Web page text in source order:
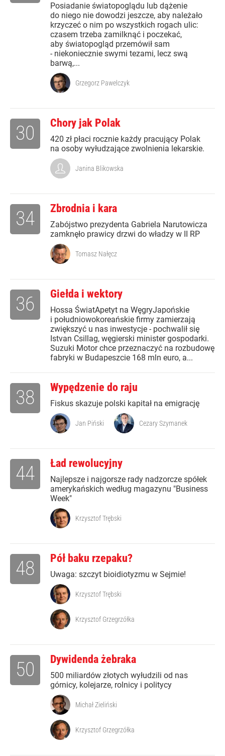
Posiadanie światopoglądu lub dążenie
do niego nie dowodzi jeszcze, aby należało
krzyczeć o nim po wszystkich rogach ulic:
czasem trzeba zamilknąć i poczekać,
aby światopogląd przemówił sam
- niekoniecznie swymi tezami, lecz swą
barwą,...
Grzegorz Pawelczyk
Chory jak Polak
420 zł płaci rocznie każdy pracujący Polak
na osoby wyłudzające zwolnienia lekarskie.
30
Janina Blikowska
Zbrodnia i kara
Zabójstwo prezydenta Gabriela Narutowicza
zamknęło prawicy drzwi do władzy w II RP
34
Tomasz Nałęcz
Giełda i wektory
Hossa ŚwiatApetyt na WęgryJapońskie
i południowokoreańskie firmy zamierzają
zwiększyć u nas inwestycje - pochwalił się
Istvan Csillag, węgierski minister gospodarki.
Suzuki Motor chce przeznaczyć na rozbudowę
fabryki w Budapeszcie 168 mln euro, a...
36
Wypędzenie do raju
Fiskus skazuje polski kapitał na emigrację
38
Jan Piński Cezary Szymanek
Ład rewolucyjny
Najlepsze i najgorsze rady nadzorcze spółek
amerykańskich według magazynu "Business
Week"
44
Krzysztof Trębski
Pół baku rzepaku?
Uwaga: szczyt bioidiotyzmu w Sejmie!
48
Krzysztof Trębski
Krzysztof Grzegrzółka
Dywidenda żebraka
500 miliardów złotych wyłudzili od nas
górnicy, kolejarze, rolnicy i politycy
50
Michał Zieliński
Krzysztof Grzegrzółka